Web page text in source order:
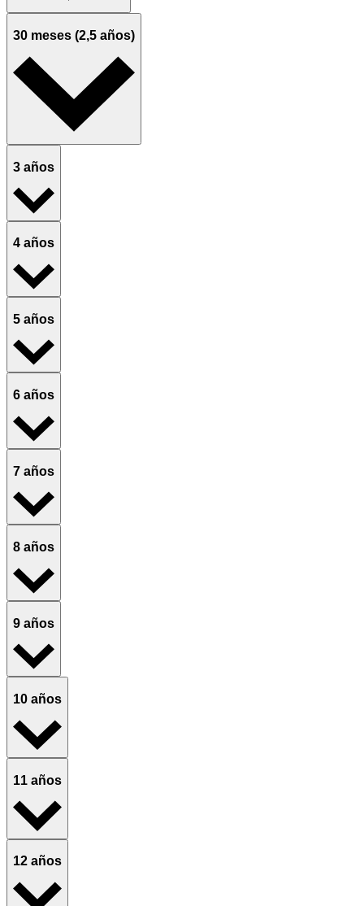
30 meses (2,5 años)
3 años
4 años
5 años
6 años
7 años
8 años
9 años
10 años
11 años
12 años